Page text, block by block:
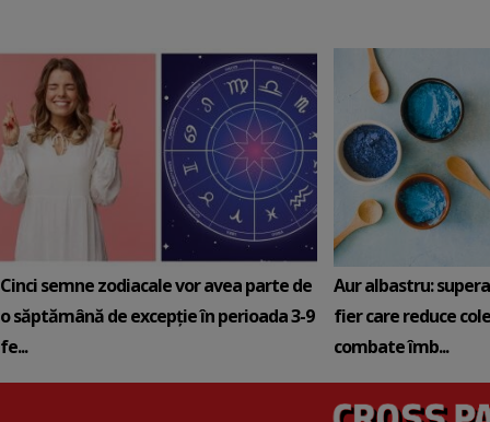
Cinci semne zodiacale vor avea parte de
o săptămână de excepție în perioada 3-9
fe...
Aur albastru:
fier care reduce
combate îmb...